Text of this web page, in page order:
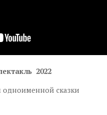
2022
сказки